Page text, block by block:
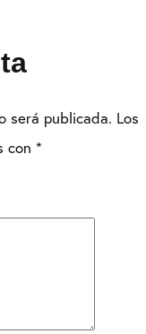
será publicada. Los
con *